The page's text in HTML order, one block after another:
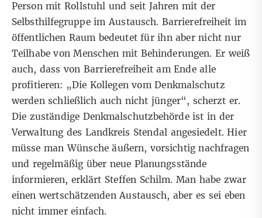
Person mit Rollstuhl und seit Jahren mit der
Selbsthilfegruppe im Austausch. Barrierefreiheit im
öffentlichen Raum bedeutet für ihn aber nicht nur
Teilhabe von Menschen mit Behinderungen. Er weiß
auch, dass von Barrierefreiheit am Ende alle
profitieren: „Die Kollegen vom Denkmalschutz
werden schließlich auch nicht jünger“, scherzt er.
Die zuständige Denkmalschutzbehörde ist in der
Verwaltung des Landkreis Stendal angesiedelt. Hier
müsse man Wünsche äußern, vorsichtig nachfragen
und regelmäßig über neue Planungsstände
informieren, erklärt Steffen Schilm. Man habe zwar
einen wertschätzenden Austausch, aber es sei eben
nicht immer einfach.